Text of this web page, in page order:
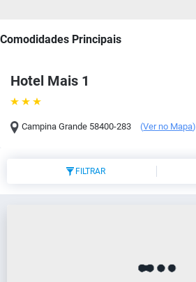
Hotel Mais 1
Campina Grande 58400-283 (Ver no Mapa)
Comodidades Principais
FILTRAR